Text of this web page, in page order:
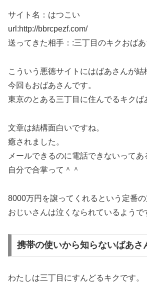
サイト名：はつこい
url:http://bbrcpezf.com/
送ってきた相手：:三丁目のキクおば
こういう悪徳サイトにはばあさんが結
今回もおばあさんです。
東京のとある三丁目に住んでるキクば
文章は結構面白いですね。
癒されました。
メールできるのに電話できないってあ
自分で合掌って＾＾
8000万円を譲ってくれるという定番の
おじいさんは泣くなられているようで
携帯の使いから知らないばあさ
わたしは三丁目にすんどるキクです。